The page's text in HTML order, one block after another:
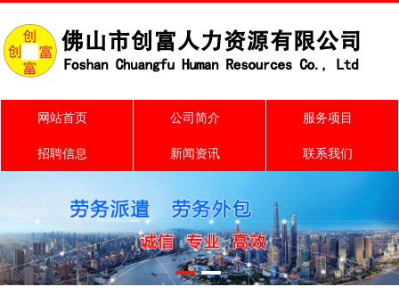
网站首页 公司简介 服务项目
招聘信息 新闻资讯 联系我们